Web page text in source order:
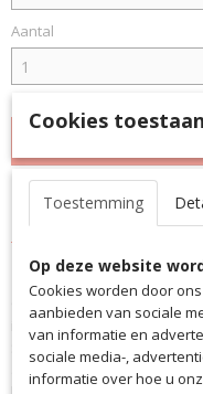
Aantal
Specificaties
Productcode
7288ONDO
Productcode leverancier
7288ONDO
Omschrijving
Onze Polo Squad 50 zorgt
in je vrije tijd. Het bijzonder
S.Dry-Tech-materiaal
afgerond met een rechte
Cookies
Toestemming
Op deze website
Cookies worden door
aanbieden van sociale
van informatie en
sociale media-,
informatie over hoe u